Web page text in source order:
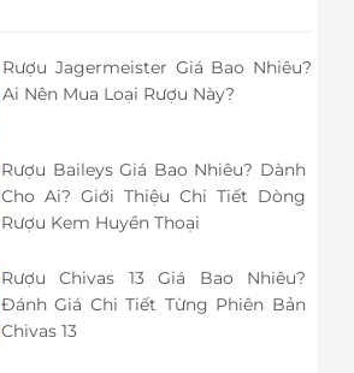
Rượu Jagermeister Giá Bao Nhiêu?
Ai Nên Mua Loại Rượu Này?
Rượu Baileys Giá Bao Nhiêu? Dành
Cho Ai? Giới Thiệu Chi Tiết Dòng
Rượu Kem Huyền Thoại
Rượu Chivas 13 Giá Bao Nhiêu?
Đánh Giá Chi Tiết Từng Phiên Bản
Chivas 13